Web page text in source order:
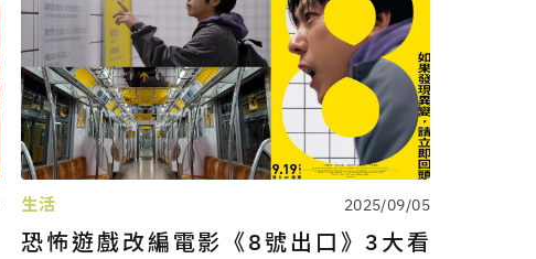
生活 2025/09/05
恐怖遊戲改編電影《8號出口》3大看